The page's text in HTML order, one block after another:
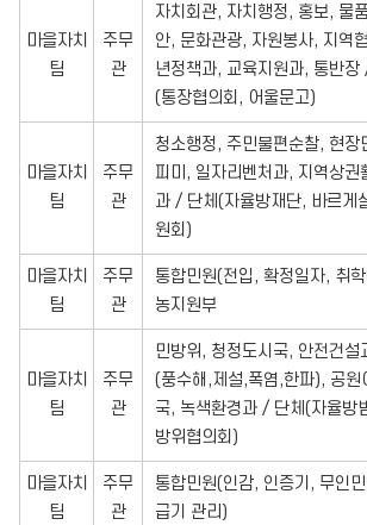
마을자치
팀
주무
관
자치회관, 자치행정, 홍보, 물
안, 문화관광, 자원봉사, 지역
년정책과, 교육지원과, 통반장
(통장협의회, 어울문고)
마을자치
팀
주무
관
청소행정, 주민불편순찰, 현장
피미, 일자리벤처과, 지역상권
과 / 단체(자율방재단, 바르게
원회)
마을자치
팀
주무
관
통합민원(전입, 확정일자, 취
농지원부
마을자치
팀
주무
관
민방위, 청정도시국, 안전건설
(풍수해,제설,폭염,한파), 공원
국, 녹색환경과 / 단체(자율방
방위협의회)
마을자치
팀
주무
관
통합민원(인감, 인증기, 무인
급기 관리)